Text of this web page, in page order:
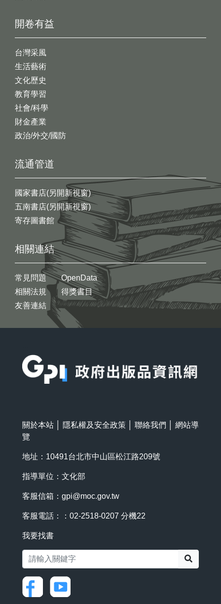
開卷有益
台灣采風
生活藝術
文化歷史
教育學習
社會/科學
財金產業
政治/外交/國防
流通管道
國家書店(另開新視窗)
五南書店(另開新視窗)
寄存圖書館
相關連結
常見問題
相關法規
友善連結
OpenData
得獎書目
關於本站 隱私權及安全政策 聯絡我們
網站導
覽
地址：10491台北市中山區松江路209號
指導單位：文化部
客服信箱： gpi@moc.gov.tw
客服電話：：02-2518-0207 分機22
我要找書